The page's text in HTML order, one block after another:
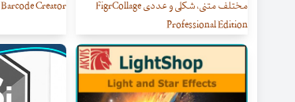
مختلف متنی، شکلی و عددی FigrCollage
Professional Edition
Barcode Creator